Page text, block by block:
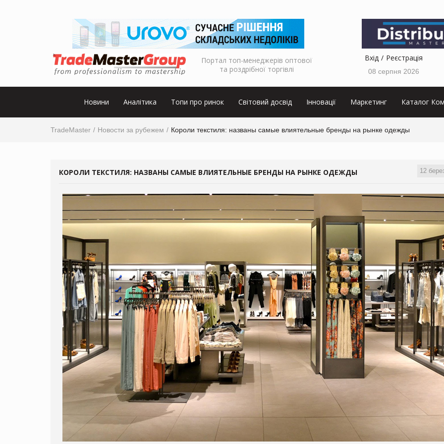
Портал топ-менеджерів оптової
та роздрібної торгівлі
Вхід Реєстрація
08 серпня 2026
Новини Аналітика Топи про ринок Світовий досвід Інновації Маркетинг Каталог
TradeMaster Новости за рубежем Короли текстиля: названы самые влиятельные бренды на рынке одежды
12
КОРОЛИ ТЕКСТИЛЯ: НАЗВАНЫ САМЫЕ ВЛИЯТЕЛЬНЫЕ БРЕНДЫ НА РЫНКЕ ОДЕЖДЫ